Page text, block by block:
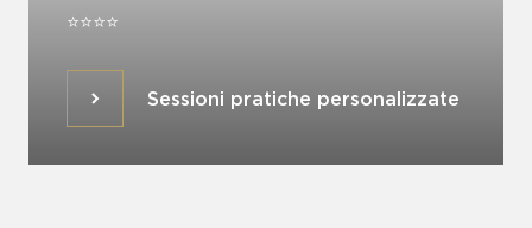
⭐⭐⭐⭐
Sessioni pratiche personalizzate
Sessioni pratiche personalizzate